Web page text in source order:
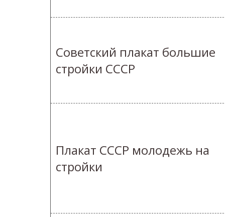
Советский плакат большие
стройки СССР
Плакат СССР молодежь на
стройки